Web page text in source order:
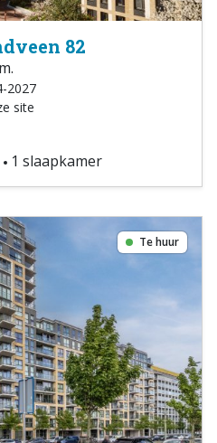
82
2027
site
1 slaapkamer
Te huur